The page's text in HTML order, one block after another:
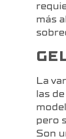
más
La
las
pero
Son